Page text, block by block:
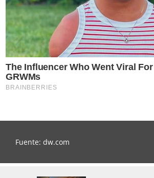
Fuente: dw.com